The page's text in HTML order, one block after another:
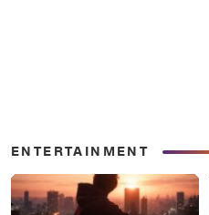
ENTERTAINMENT